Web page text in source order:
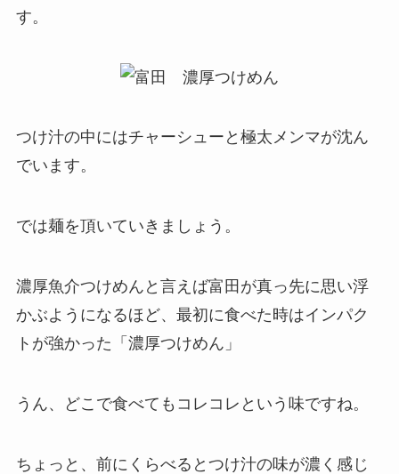
す。
つけ汁の中にはチャーシューと極太メンマが沈ん
でいます。
では麺を頂いていきましょう。
濃厚魚介つけめんと言えば富田が真っ先に思い浮
かぶようになるほど、最初に食べた時はインパク
トが強かった「濃厚つけめん」
うん、どこで食べてもコレコレという味ですね。
ちょっと、前にくらべるとつけ汁の味が濃く感じ